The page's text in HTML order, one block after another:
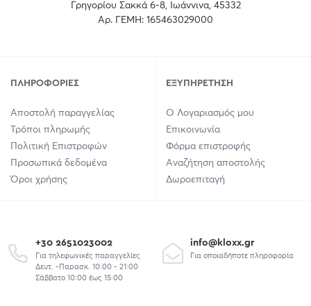
Γρηγορίου Σακκά 6-8, Ιωάννινα, 45332
Αρ. ΓΕΜΗ: 165463029000
ΠΛΗΡΟΦΟΡΊΕΣ
Αποστολή παραγγελίας
Τρόποι πληρωμής
Πολιτική Επιστροφών
Προσωπικά δεδομένα
Όροι χρήσης
ΕΞΥΠΗΡΈΤΗΣΗ
Ο Λογαριασμός μου
Επικοινωνία
Φόρμα επιστροφής
Αναζήτηση αποστολής
Δωροεπιταγή
+30 2651023002
Για τηλεφωνικές παραγγελίες
Δευτ. -Παρασκ. 10:00 - 21:00
Σάββατο 10:00 έως 15:00
info@kloxx.gr
Για οποιαδήποτε πληροφορία